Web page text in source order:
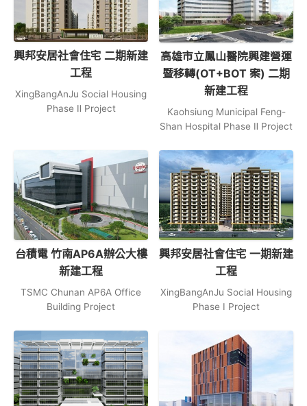
興邦安居社會住宅 二期新建
工程
XingBangAnJu Social Housing
Phase Ⅱ Project
高雄市立鳳山醫院興建營運
暨移轉(OT+BOT 案) 二期
新建工程
Kaohsiung Municipal Feng-
Shan Hospital Phase Ⅱ Project
台積電 竹南AP6A辦公大樓
新建工程
TSMC Chunan AP6A Office
Building Project
興邦安居社會住宅 一期新建
工程
XingBangAnJu Social Housing
Phase Ⅰ Project